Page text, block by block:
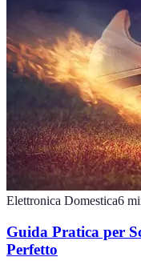
Elettronica Domestica6
Guida Pratica per
Perfetto